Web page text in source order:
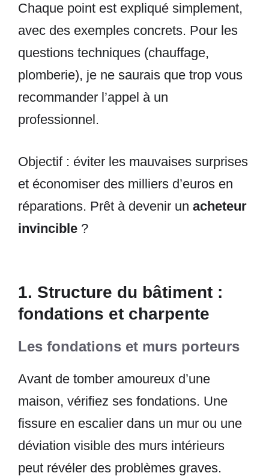
Chaque point est expliqué simplement,
avec des exemples concrets. Pour les
questions techniques (chauffage,
plomberie), je ne saurais que trop vous
recommander l’appel à un
professionnel.
Objectif : éviter les mauvaises surprises
et économiser des milliers d’euros en
réparations. Prêt à devenir un acheteur
invincible ?
1. Structure du bâtiment :
fondations et charpente
Les fondations et murs porteurs
Avant de tomber amoureux d’une
maison, vérifiez ses fondations. Une
fissure en escalier dans un mur ou une
déviation visible des murs intérieurs
peut révéler des problèmes graves.